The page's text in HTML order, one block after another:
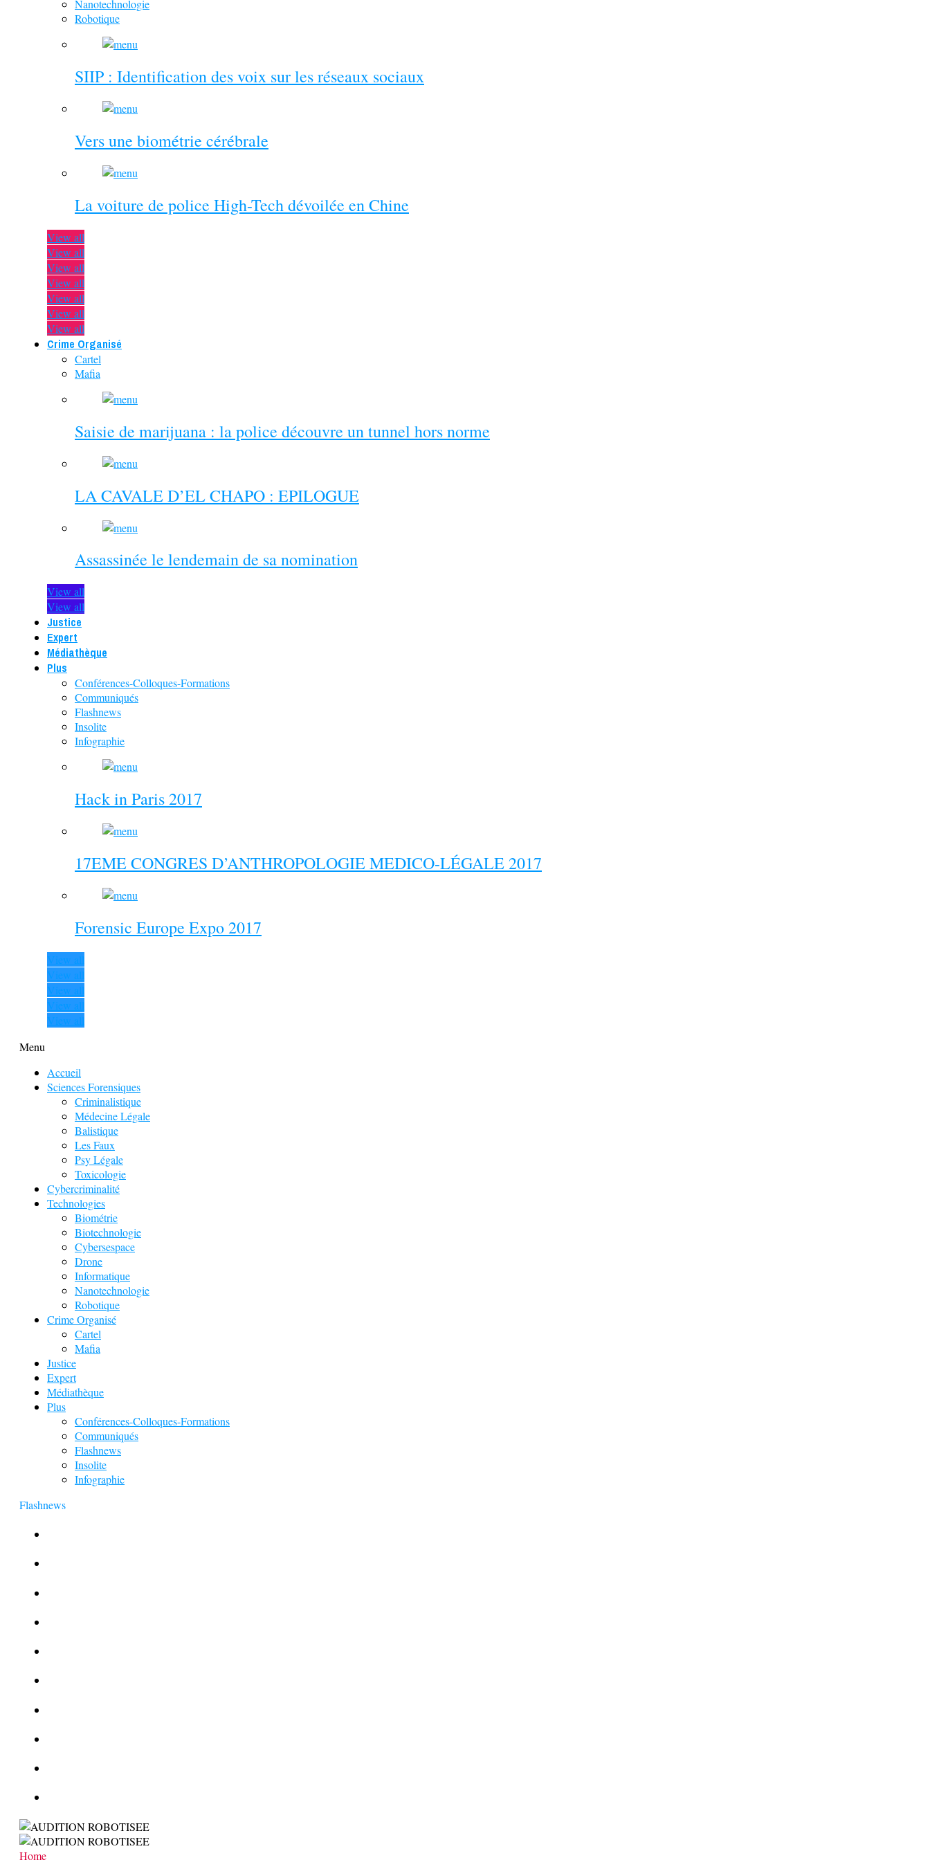
Nanotechnologie
Robotique
SIIP : Identification des voix sur les réseaux sociaux
Vers une biométrie cérébrale
La voiture de police High-Tech dévoilée en Chine
View all
View all
View all
View all
View all
View all
View all
Crime Organisé
Cartel
Mafia
Saisie de marijuana : la police découvre un tunnel hors norme
LA CAVALE D’EL CHAPO : EPILOGUE
Assassinée le lendemain de sa nomination
View all
View all
Justice
Expert
Médiathèque
Plus
Conférences-Colloques-Formations
Communiqués
Flashnews
Insolite
Infographie
Hack in Paris 2017
17EME CONGRES D’ANTHROPOLOGIE MEDICO-LÉGALE 2017
Forensic Europe Expo 2017
View all
View all
View all
View all
View all
Menu
Accueil
Sciences Forensiques
Criminalistique
Médecine Légale
Balistique
Les Faux
Psy Légale
Toxicologie
Cybercriminalité
Technologies
Biométrie
Biotechnologie
Cybersespace
Drone
Informatique
Nanotechnologie
Robotique
Crime Organisé
Cartel
Mafia
Justice
Expert
Médiathèque
Plus
Conférences-Colloques-Formations
Communiqués
Flashnews
Insolite
Infographie
Flashnews
Home